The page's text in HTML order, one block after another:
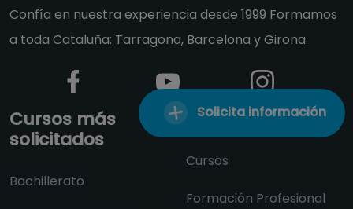
Solicita información
Confía en nuestra experiencia desde 1999 Formamos
a toda Cataluña: Tarragona, Barcelona y Girona.
Cursos más
solicitados
Bachillerato
Formaciones
Cursos
Formación Profesional